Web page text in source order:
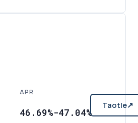
APR
46.69%-47.04%
Taotle↗